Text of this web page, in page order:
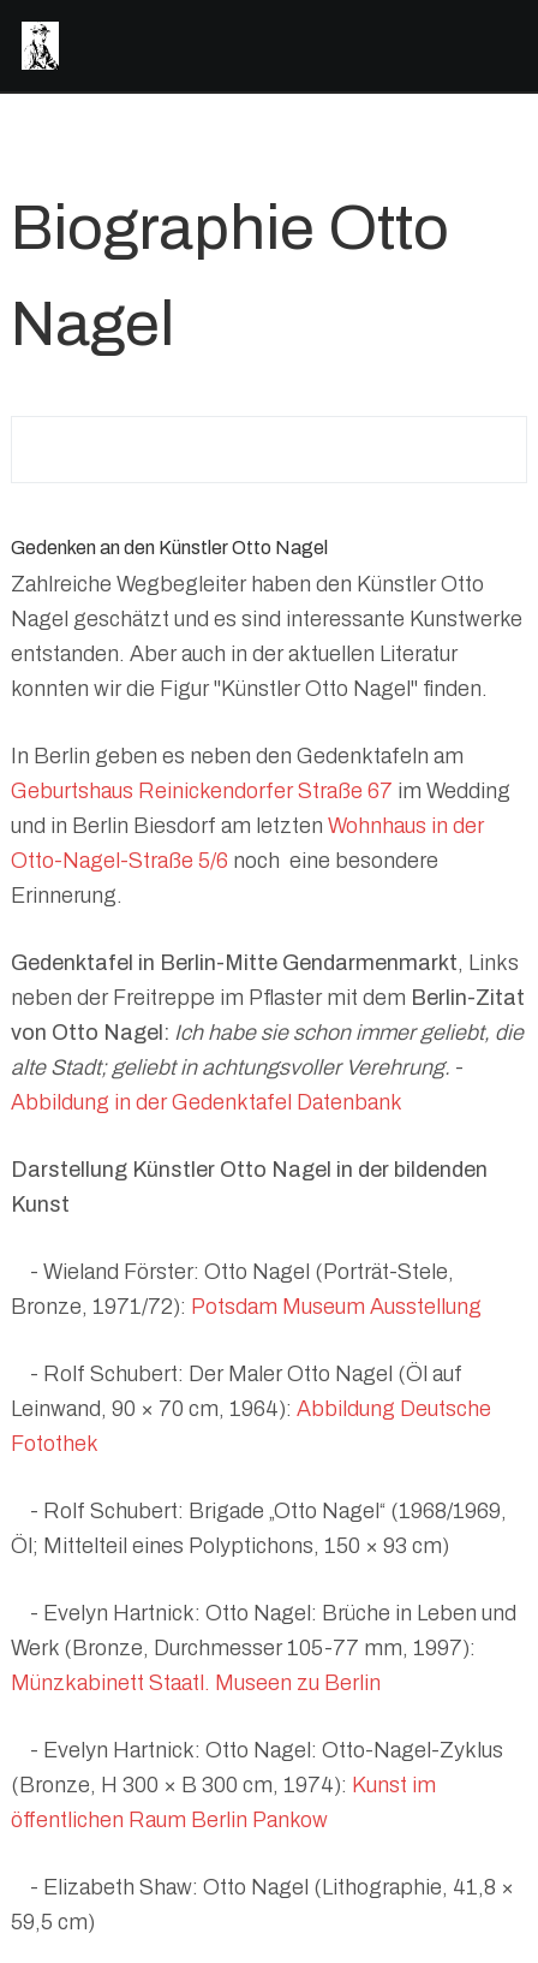
Biographie Otto
Nagel
Gedenken an den Künstler Otto Nagel
Zahlreiche Wegbegleiter haben den Künstler Otto
Nagel geschätzt und es sind interessante Kunstwerke
entstanden. Aber auch in der aktuellen Literatur
konnten wir die Figur "Künstler Otto Nagel" finden.
In Berlin geben es neben den Gedenktafeln am
Geburtshaus Reinickendorfer Straße 67 im Wedding
und in Berlin Biesdorf am letzten Wohnhaus in der
Otto-Nagel-Straße 5/6 noch eine besondere
Erinnerung.
Gedenktafel in Berlin-Mitte Gendarmenmarkt, Links
neben der Freitreppe im Pflaster mit dem Berlin-Zitat
von Otto Nagel: Ich habe sie schon immer geliebt, die
alte Stadt; geliebt in achtungsvoller Verehrung. -
Abbildung in der Gedenktafel Datenbank
Darstellung Künstler Otto Nagel in der bildenden
Kunst
- Wieland Förster: Otto Nagel (Porträt-Stele,
Bronze, 1971/72): Potsdam Museum Ausstellung
- Rolf Schubert: Der Maler Otto Nagel (Öl auf
Leinwand, 90 × 70 cm, 1964): Abbildung Deutsche
Fotothek
- Rolf Schubert: Brigade „Otto Nagel“ (1968/1969,
Öl; Mittelteil eines Polyptichons, 150 × 93 cm)
- Evelyn Hartnick: Otto Nagel: Brüche in Leben und
Werk (Bronze, Durchmesser 105-77 mm, 1997):
Münzkabinett Staatl. Museen zu Berlin
- Evelyn Hartnick: Otto Nagel: Otto-Nagel-Zyklus
(Bronze, H 300 × B 300 cm, 1974): Kunst im
öffentlichen Raum Berlin Pankow
- Elizabeth Shaw: Otto Nagel (Lithographie, 41,8 ×
59,5 cm)